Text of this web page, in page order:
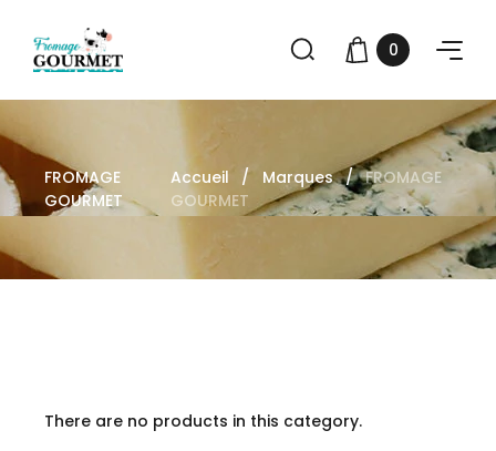
0
FROMAGE
GOURMET
Accueil Marques
FROMAGE
GOURMET
There are no products in this category.